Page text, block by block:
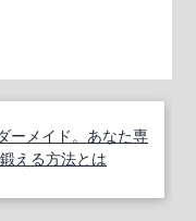
ーメイド。あなた専
える方法とは